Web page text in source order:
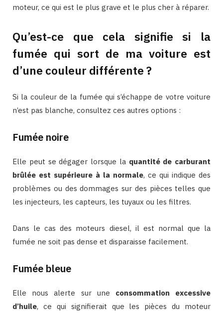
moteur, ce qui est le plus grave et le plus cher à réparer.
Qu’est-ce que cela signifie si la
fumée qui sort de ma voiture est
d’une couleur différente ?
Si la couleur de la fumée qui s’échappe de votre voiture
n’est pas blanche, consultez ces autres options :
Fumée noire
Elle peut se dégager lorsque la quantité de carburant
brûlée est supérieure à la normale, ce qui indique des
problèmes ou des dommages sur des pièces telles que
les injecteurs, les capteurs, les tuyaux ou les filtres.
Dans le cas des moteurs diesel, il est normal que la
fumée ne soit pas dense et disparaisse facilement.
Fumée bleue
Elle nous alerte sur une consommation excessive
d’huile, ce qui signifierait que les pièces du moteur